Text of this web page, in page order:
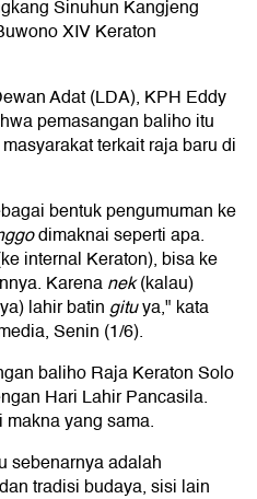
Sinuhun Kangjeng
XIV Keraton
Adat (LDA), KPH Eddy
pemasangan baliho itu
terkait raja baru di
bentuk pengumuman ke
dimaknai seperti apa.
internal Keraton), bisa ke
Karenanek(kalau)
lahir batingituya," kata
Senin (1/6).
baliho Raja Keraton Solo
Hari Lahir Pancasila.
yang sama.
sebenarnya adalah
tradisi budaya, sisi lain